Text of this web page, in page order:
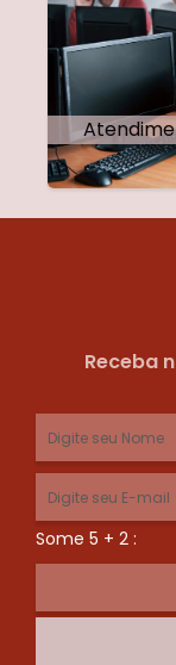
Receba
Some 5 + 2 :